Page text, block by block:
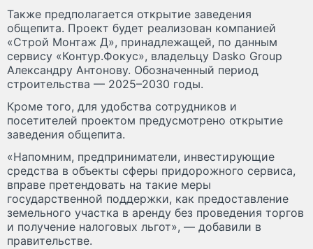
Также предполагается открытие заведения
общепита. Проект будет реализован компанией
«Строй Монтаж Д», принадлежащей, по данным
сервису «Контур.Фокус», владельцу Dasko Group
Александру Антонову. Обозначенный период
строительства — 2025–2030 годы.
Кроме того, для удобства сотрудников и
посетителей проектом предусмотрено открытие
заведения общепита.
«Напомним, предприниматели, инвестирующие
средства в объекты сферы придорожного сервиса,
вправе претендовать на такие меры
государственной поддержки, как предоставление
земельного участка в аренду без проведения торгов
и получение налоговых льгот», — добавили в
правительстве.